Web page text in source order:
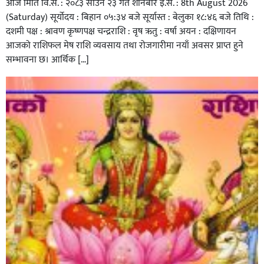
आज मिति (वि.सं.) : २०८३ साउन १८ गते, सोमबारको राशिफल
(Saturday) सूर्योदय : बिहान ०५:३४ बजे सूर्यास्त : बेलुका १८:४६ बजे तिथि :
दशमी पक्ष : श्रावण कृष्णपक्ष चन्द्रराशि : वृष ऋतु : वर्षा अयन : दक्षिणायन
आजको राशिफल मेष राशि व्यवसाय तथा रोजगारीमा नयाँ अवसर प्राप्त हुने
सम्भावना छ। आर्थिक […]